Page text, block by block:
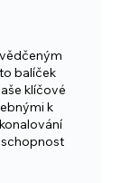
balíček
klíčové
k
schopnost